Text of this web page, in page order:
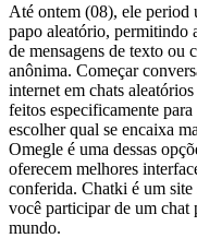
Até ontem (08), ele period
papo aleatório, permitindo
de mensagens de texto ou
anônima. Começar
internet em chats
feitos especificamente
escolher qual se encaixa
Omegle é uma dessas
oferecem melhores
conferida. Chatki é um site
você participar de um
mundo.